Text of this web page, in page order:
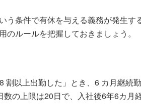
う条件で有休を与える義務が発生す
ルールを把握しておきましょう。
割以上出勤した」とき、6 カ月継続勤
の上限は20日で、入社後6年6カ月